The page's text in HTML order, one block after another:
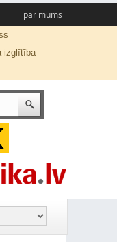
par mums
izglītība